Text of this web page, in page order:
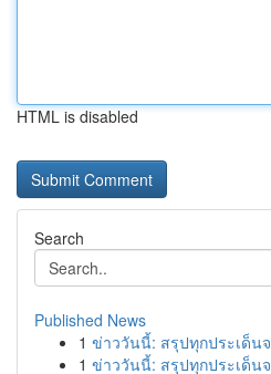
HTML is disabled
Search
Published News
1 ข่าววันนี้: สรุปทุกประเด็น
1 ข่าววันนี้: สรุปทุกประเด็น